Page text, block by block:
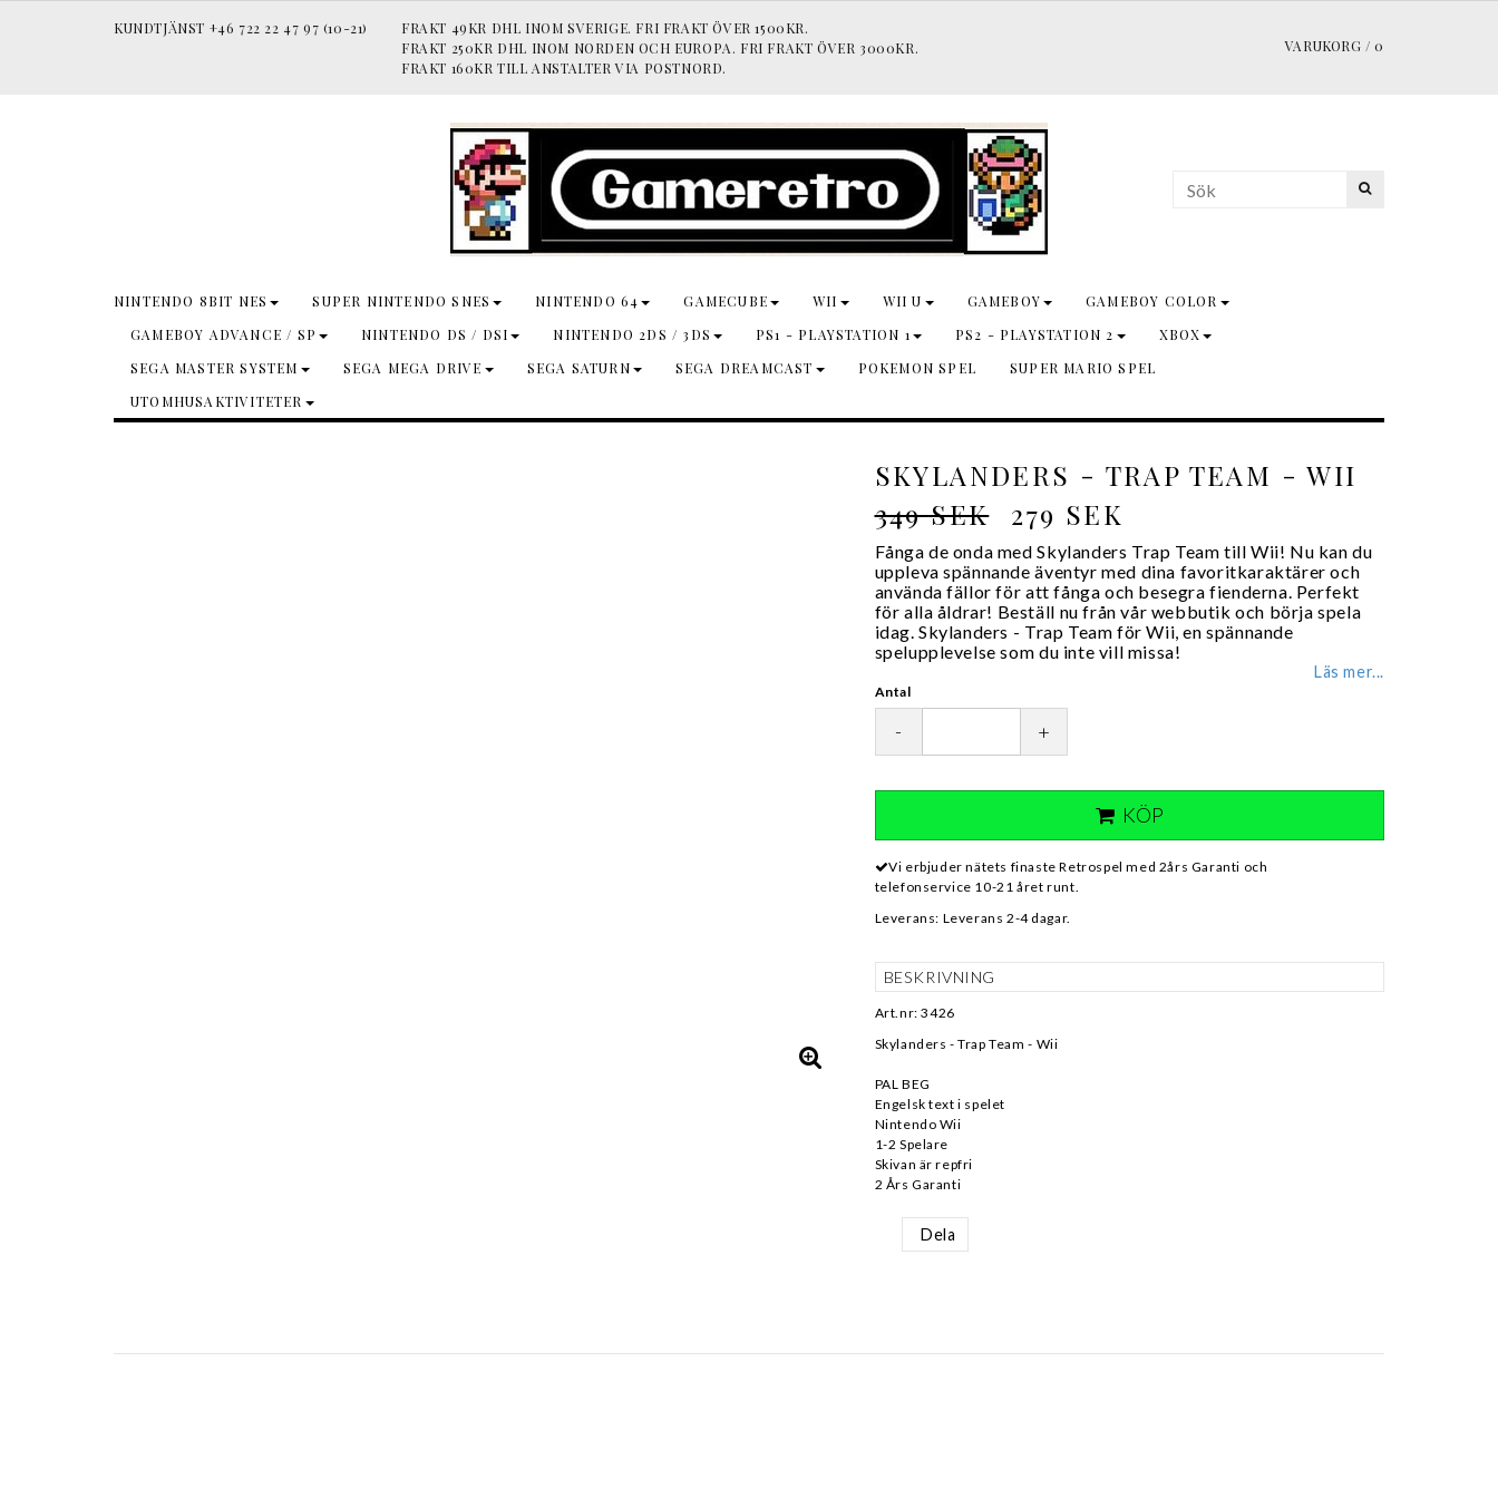
KUNDTJÄNST +46 722 22 47 97 (10-21)
FRAKT 49KR DHL INOM SVERIGE. FRI FRAKT ÖVER 1500KR.
FRAKT 250KR DHL INOM NORDEN OCH EUROPA. FRI FRAKT ÖVER 3000KR.
FRAKT 160KR TILL ANSTALTER VIA POSTNORD.
VARUKORG / 0
NINTENDO 8BIT NES SUPER NINTENDO SNES NINTENDO 64 GAMECUBE WII WII U GAMEBOY
GAMEBOY COLOR
GAMEBOY ADVANCE / SP
NINTENDO DS / DSI NINTENDO 2DS / 3DS PS1 - PLAYSTATION 1 PS2 - PLAYSTATION 2
XBOX
SEGA MASTER SYSTEM
SEGA MEGA DRIVE SEGA SATURN SEGA DREAMCAST POKEMON SPEL
SUPER MARIO SPEL
UTOMHUSAKTIVITETER
SKYLANDERS - TRAP TEAM - WII
349 SEK
279 SEK
Fånga de onda med Skylanders Trap Team till Wii! Nu kan du
uppleva spännande äventyr med dina favoritkaraktärer och
använda fällor för att fånga och besegra fienderna. Perfekt
för alla åldrar! Beställ nu från vår webbutik och börja spela
idag. Skylanders - Trap Team för Wii, en spännande
spelupplevelse som du inte vill missa!
Läs mer...
Antal
- +
KÖP
Vi erbjuder nätets finaste Retrospel med 2års Garanti och
telefonservice 10-21 året runt.
Leverans: Leverans 2-4 dagar.
BESKRIVNING
Art.nr: 3426
Skylanders - Trap Team - Wii
PAL BEG
Engelsk text i spelet
Nintendo Wii
1-2 Spelare
Skivan är repfri
Dela